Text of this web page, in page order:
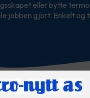
eller bytte
jobben gjort. Enkelt og